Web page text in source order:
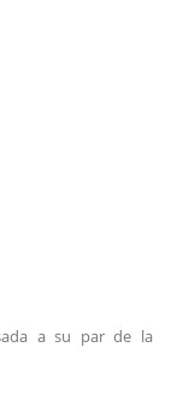
a su par de la